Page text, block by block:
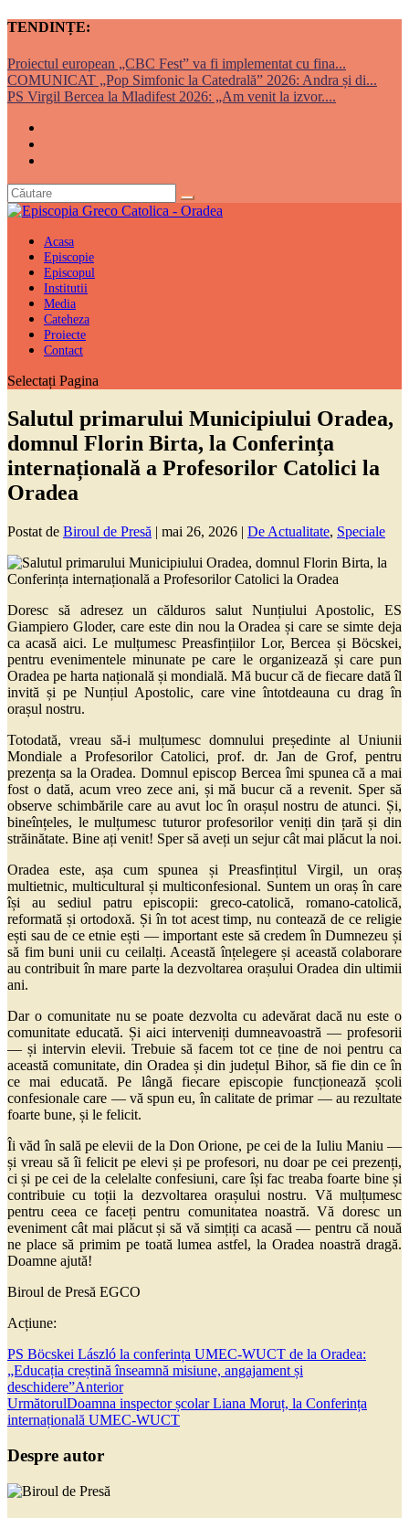
TENDINȚE:
Proiectul european „CBC Fest” va fi implementat cu fina...
COMUNICAT „Pop Simfonic la Catedrală” 2026: Andra și di...
PS Virgil Bercea la Mladifest 2026: „Am venit la izvor....
Acasa
Episcopie
Episcopul
Institutii
Media
Cateheza
Proiecte
Contact
Selectați Pagina
Salutul primarului Municipiului Oradea,
domnul Florin Birta, la Conferința
internațională a Profesorilor Catolici la
Oradea
Postat de Biroul de Presă | mai 26, 2026 | De Actualitate, Speciale
Doresc să adresez un călduros salut Nunțiului Apostolic, ES
Giampiero Gloder, care este din nou la Oradea și care se simte deja
ca acasă aici. Le mulțumesc Preasfințiilor Lor, Bercea și Böcskei,
pentru evenimentele minunate pe care le organizează și care pun
Oradea pe harta națională și mondială. Mă bucur că de fiecare dată îl
invită și pe Nunțiul Apostolic, care vine întotdeauna cu drag în
orașul nostru.
Totodată, vreau să-i mulțumesc domnului președinte al Uniunii
Mondiale a Profesorilor Catolici, prof. dr. Jan de Grof, pentru
prezența sa la Oradea. Domnul episcop Bercea îmi spunea că a mai
fost o dată, acum vreo zece ani, și mă bucur că a revenit. Sper să
observe schimbările care au avut loc în orașul nostru de atunci. Și,
bineînțeles, le mulțumesc tuturor profesorilor veniți din țară și din
străinătate. Bine ați venit! Sper să aveți un sejur cât mai plăcut la noi.
Oradea este, așa cum spunea și Preasfințitul Virgil, un oraș
multietnic, multicultural și multiconfesional. Suntem un oraș în care
își au sediul patru episcopii: greco-catolică, romano-catolică,
reformată și ortodoxă. Și în tot acest timp, nu contează de ce religie
ești sau de ce etnie ești — important este să credem în Dumnezeu și
să fim buni unii cu ceilalți. Această înțelegere și această colaborare
au contribuit în mare parte la dezvoltarea orașului Oradea din ultimii
ani.
Dar o comunitate nu se poate dezvolta cu adevărat dacă nu este o
comunitate educată. Și aici interveniți dumneavoastră — profesorii
— și intervin elevii. Trebuie să facem tot ce ține de noi pentru ca
această comunitate, din Oradea și din județul Bihor, să fie din ce în
ce mai educată. Pe lângă fiecare episcopie funcționează școli
confesionale care — vă spun eu, în calitate de primar — au rezultate
foarte bune, și le felicit.
Îi văd în sală pe elevii de la Don Orione, pe cei de la Iuliu Maniu —
și vreau să îi felicit pe elevi și pe profesori, nu doar pe cei prezenți,
ci și pe cei de la celelalte confesiuni, care își fac treaba foarte bine și
contribuie cu toții la dezvoltarea orașului nostru. Vă mulțumesc
pentru ceea ce faceți pentru comunitatea noastră. Vă doresc un
eveniment cât mai plăcut și să vă simțiți ca acasă — pentru că nouă
ne place să primim pe toată lumea astfel, la Oradea noastră dragă.
Doamne ajută!
Biroul de Presă EGCO
Acțiune:
PS Böcskei László la conferința UMEC-WUCT de la Oradea:
„Educația creștină înseamnă misiune, angajament și
deschidere”Anterior
UrmătorulDoamna inspector școlar Liana Moruț, la Conferința
internațională UMEC-WUCT
Despre autor